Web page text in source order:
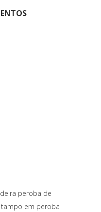
peroba de
em peroba